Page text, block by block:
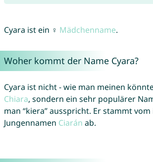
Cyara ist ein ♀ Mädchenname.
Woher kommt der Name Cyara?
Cyara ist nicht - wie man meinen
Chiara, sondern ein sehr populärer
man “kiera” ausspricht. Er stammt
Jungennamen Ciarán ab.